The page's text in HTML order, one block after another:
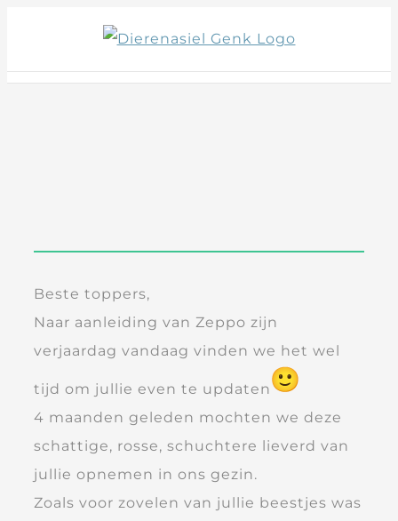
content
Beste toppers,
Naar aanleiding van Zeppo zijn
verjaardag vandaag vinden we het wel
tijd om jullie even te updaten
4 maanden geleden mochten we deze
schattige, rosse, schuchtere lieverd van
jullie opnemen in ons gezin.
Zoals voor zovelen van jullie beestjes was